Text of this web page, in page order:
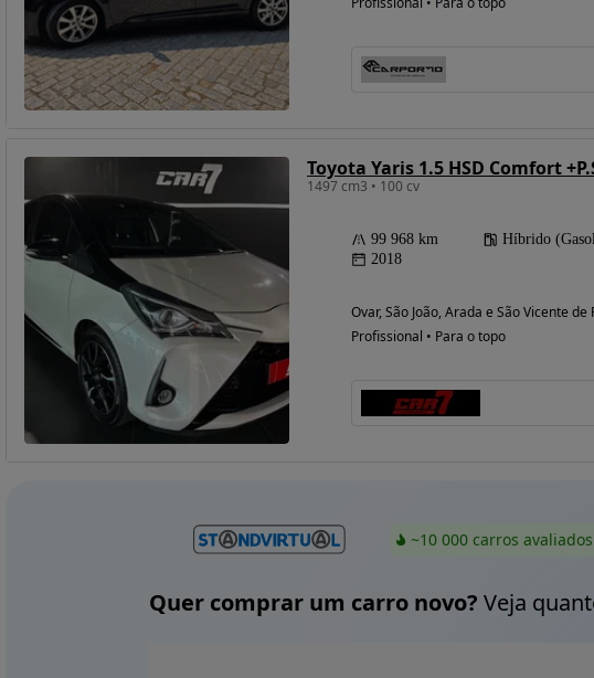
Toyota Yaris 1.5 HSD Comfort
1497 cm3 • 100 cv
99 968 km Híbrido
2018
Ovar, São João, Arada e São Vicente
Profissional • Para o topo
~10 000 carros
Quer comprar um carro novo? Veja